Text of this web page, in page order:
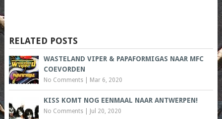
RELATED POSTS
WASTELAND VIPER & PAPAFORMIGAS NAAR MFC
COEVORDEN
No Comments| Mar 6, 2020
KISS KOMT NOG EENMAAL NAAR ANTWERPEN!
No Comments| Jul 20, 2020